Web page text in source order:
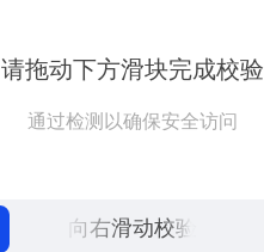
请拖动下方滑块完成校验
通过检测以确保安全访问